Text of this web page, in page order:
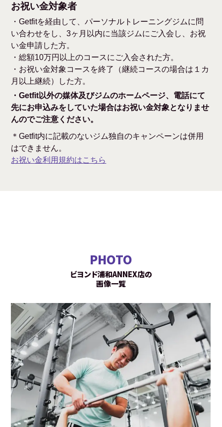
お祝い金対象者
・Getfitを経由して、パーソナルトレーニングジムに問
い合わせをし、3ヶ月以内に当該ジムにご入会し、お祝
い金申請した方。
・総額10万円以上のコースにご入会された方。
・お祝い金対象コースを終了（継続コースの場合は１カ
月以上継続）した方。
・Getfit以外の媒体及びジムのホームページ、電話にて
先にお申込みをしていた場合はお祝い金対象となりませ
んのでご注意ください。
＊Getfit内に記載のないジム独自のキャンペーンは併用
はできません。
お祝い金利用規約はこちら
PHOTO
ビヨンド浦和ANNEX店の
画像一覧